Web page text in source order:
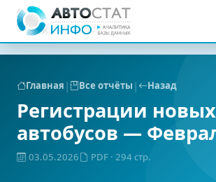
Главная | Все отчёты | Назад
Регистрации новых
автобусов —
03.05.2026 PDF · 294 стр.